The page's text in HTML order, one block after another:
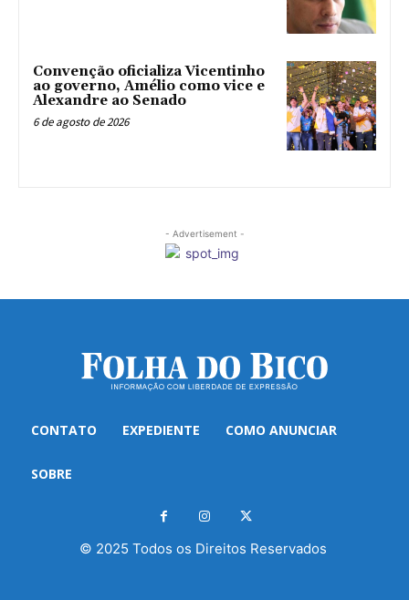
Convenção oficializa Vicentinho
ao governo, Amélio como vice e
Alexandre ao Senado
6 de agosto de 2026
- Advertisement -
CONTATO EXPEDIENTE COMO ANUNCIAR
SOBRE
© 2025 Todos os Direitos Reservados